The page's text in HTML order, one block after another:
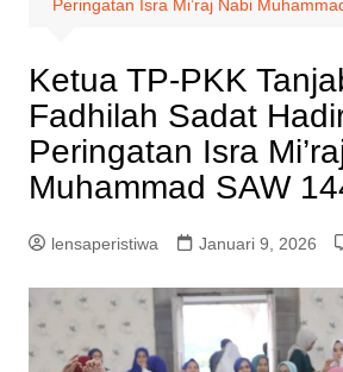
Peringatan Isra Mi’raj Nabi
Ketua TP-PKK
Fadhilah Sadat
Peringatan Isra
Muhammad SAW
lensaperistiwa Januari 9, 2026